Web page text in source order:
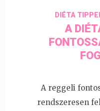
DIÉTA
A
A reggeli
rendszeresen